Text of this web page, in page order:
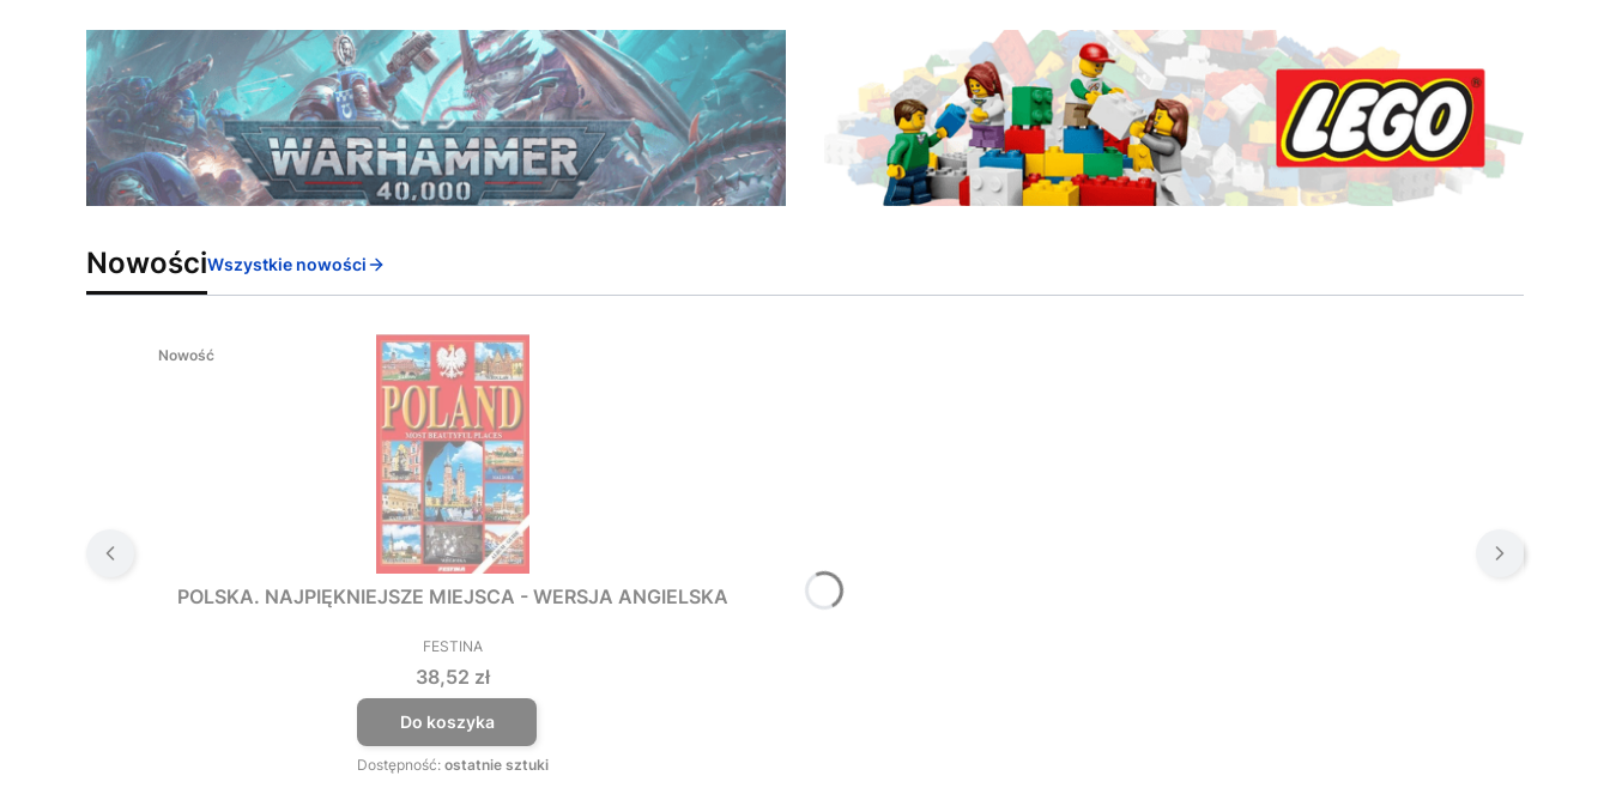
NowościWszystkie nowości
Nowość
POLSKA. NAJPIĘKNIEJSZE MIEJSCA - WERSJA ANGIELSKA
PRODUCENT
FESTINA
Cena
38,52 zł
Do koszyka
Dostępność: ostatnie sztuki